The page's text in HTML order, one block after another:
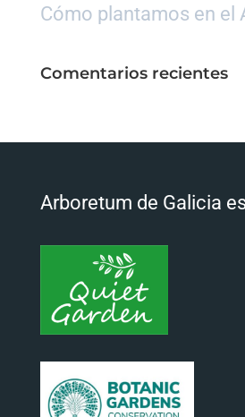
Cómo plantamos en el
Comentarios recientes
Arboretum de Galicia